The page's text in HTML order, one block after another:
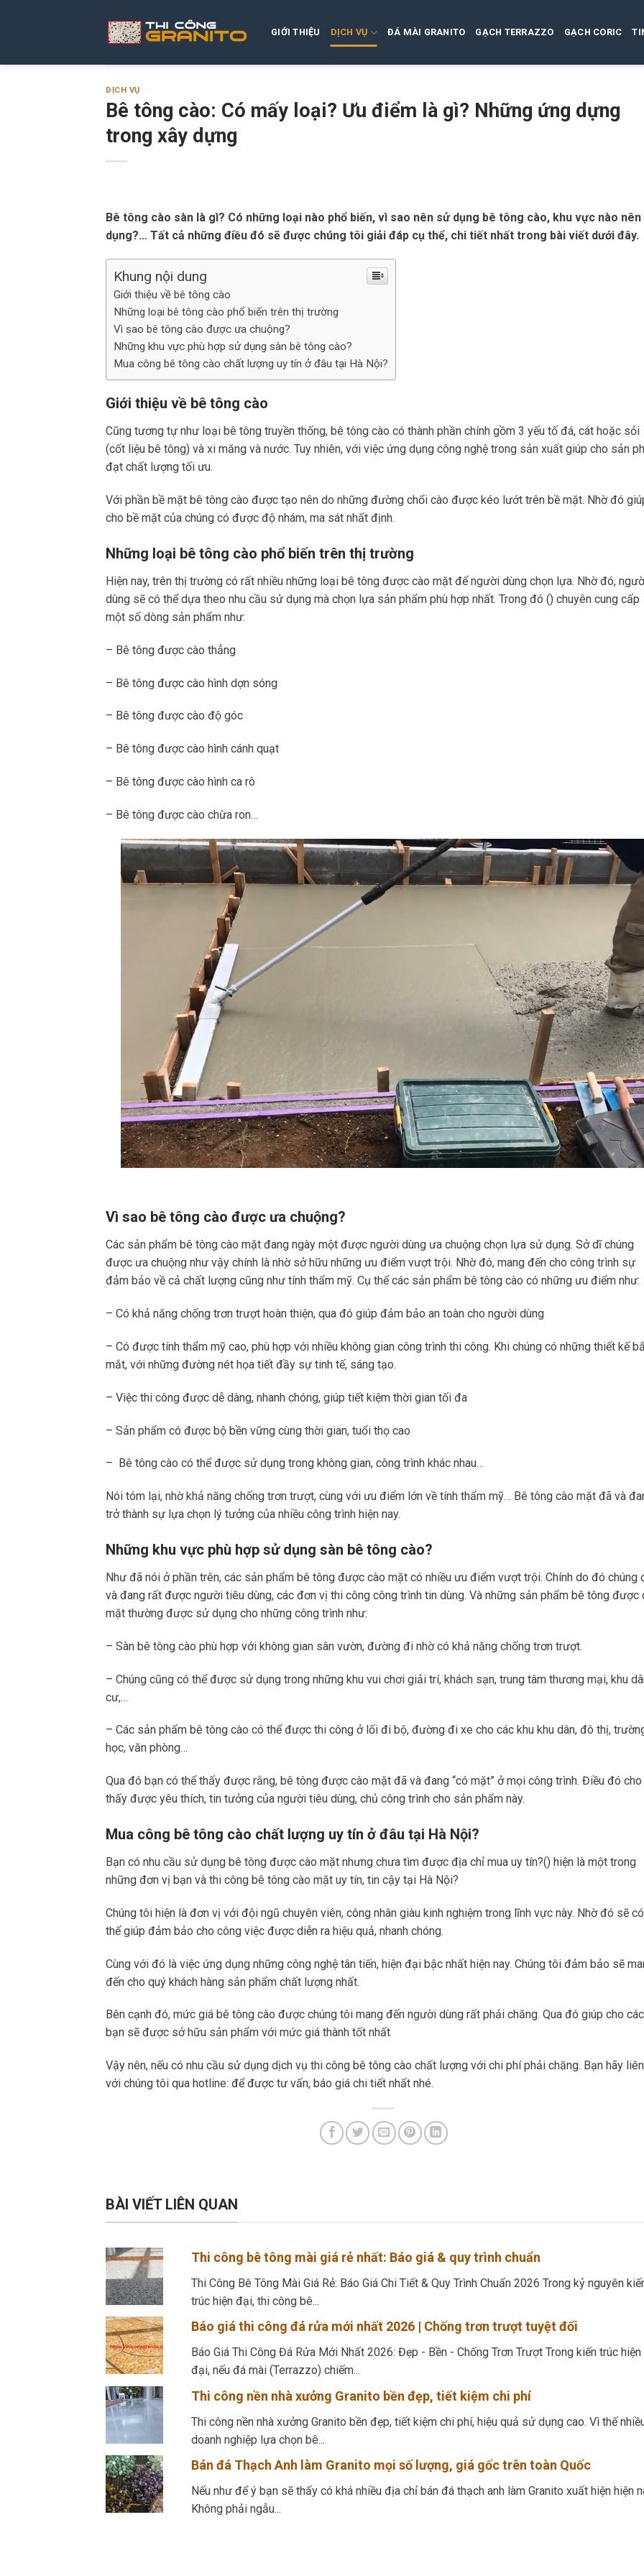
GIỚI THIỆU DỊCH VỤ ĐÁ MÀI GRANITO GẠCH TERRAZZO GẠCH CORIC
DỊCH VỤ
Bê tông cào: Có mấy loại? Ưu điểm là gì? Những ứng dựng
trong xây dựng
Bê tông cào sàn là gì? Có những loại nào phổ biến, vì sao nên sử dụng bê tông cào, khu vực nào
dụng?… Tất cả những điều đó sẽ được chúng tôi giải đáp cụ thể, chi tiết nhất trong bài viết dưới đây.
Khung nội dung
Giới thiệu về bê tông cào
Những loại bê tông cào phổ biến trên thị trường
Vì sao bê tông cào được ưa chuộng?
Những khu vực phù hợp sử dụng sàn bê tông cào?
Mua công bê tông cào chất lượng uy tín ở đâu tại Hà Nội?
Giới thiệu về bê tông cào
Cũng tương tự như loại bê tông truyền thống, bê tông cào có thành phần chính gồm 3 yếu tố đá, cát hoặc sỏi
(cốt liệu bê tông) và xi măng và nước. Tuy nhiên, với việc ứng dụng công nghệ trong sản xuất giúp cho sản
đạt chất lượng tối ưu.
Với phần bề mặt bê tông cào được tạo nên do những đường chổi cào được kéo lướt trên bề mặt. Nhờ đó
cho bề mặt của chúng có được độ nhám, ma sát nhất định.
Những loại bê tông cào phổ biến trên thị trường
Hiện nay, trên thị trường có rất nhiều những loại bê tông được cào mặt để người dùng chọn lựa. Nhờ đó,
dùng sẽ có thể dựa theo nhu cầu sử dụng mà chọn lựa sản phẩm phù hợp nhất. Trong đó () chuyên cung cấp
một số dòng sản phẩm như:
– Bê tông được cào thẳng
– Bê tông được cào hình dợn sóng
– Bê tông được cào độ góc
– Bê tông được cào hình cánh quạt
– Bê tông được cào hình ca rô
– Bê tông được cào chừa ron…
Vì sao bê tông cào được ưa chuộng?
Các sản phẩm bê tông cào mặt đang ngày một được người dùng ưa chuộng chọn lựa sử dụng. Sở dĩ chúng
được ưa chuộng như vậy chính là nhờ sở hữu những ưu điểm vượt trội. Nhờ đó, mang đến cho công trình sự
đảm bảo về cả chất lượng cũng như tính thẩm mỹ. Cụ thể các sản phẩm bê tông cào có những ưu điểm như:
– Có khả năng chống trơn trượt hoàn thiện, qua đó giúp đảm bảo an toàn cho người dùng
– Có được tính thẩm mỹ cao, phù hợp với nhiều không gian công trình thi công. Khi chúng có những thiết kế
mắt, với những đường nét họa tiết đầy sự tinh tế, sáng tạo.
– Việc thi công được dễ dàng, nhanh chóng, giúp tiết kiệm thời gian tối đa
– Sản phẩm có được bộ bền vững cùng thời gian, tuổi thọ cao
– Bê tông cào có thể được sử dụng trong không gian, công trình khác nhau…
Nói tóm lại, nhờ khả năng chống trơn trượt, cùng với ưu điểm lớn về tính thẩm mỹ… Bê tông cào mặt đã và
trở thành sự lựa chọn lý tưởng của nhiều công trình hiện nay.
Những khu vực phù hợp sử dụng sàn bê tông cào?
Như đã nói ở phần trên, các sản phẩm bê tông được cào mặt có nhiều ưu điểm vượt trội. Chính do đó chúng
và đang rất được người tiêu dùng, các đơn vị thi công công trình tin dùng. Và những sản phẩm bê tông được
mặt thường được sử dụng cho những công trình như:
– Sàn bê tông cào phù hợp với không gian sân vườn, đường đi nhờ có khả năng chống trơn trượt.
– Chúng cũng có thể được sử dụng trong những khu vui chơi giải trí, khách sạn, trung tâm thương mại, khu
cư,…
– Các sản phẩm bê tông cào có thể được thi công ở lối đi bộ, đường đi xe cho các khu khu dân, đô thị,
học, văn phòng…
Qua đó bạn có thể thấy được rằng, bê tông được cào mặt đã và đang “có mặt” ở mọi công trình. Điều đó cho
thấy được yêu thích, tin tưởng của người tiêu dùng, chủ công trình cho sản phẩm này.
Mua công bê tông cào chất lượng uy tín ở đâu tại Hà Nội?
Bạn có nhu cầu sử dụng bê tông được cào mặt nhưng chưa tìm được địa chỉ mua uy tín?() hiện là một trong
những đơn vị bạn và thi công bê tông cào mặt uy tín, tin cậy tại Hà Nội?
Chúng tôi hiện là đơn vị với đội ngũ chuyên viên, công nhân giàu kinh nghiệm trong lĩnh vực này. Nhờ đó sẽ có
thể giúp đảm bảo cho công việc được diễn ra hiệu quả, nhanh chóng.
Cùng với đó là việc ứng dụng những công nghệ tân tiến, hiện đại bậc nhất hiện nay. Chúng tôi đảm bảo sẽ
đến cho quý khách hàng sản phẩm chất lượng nhất.
Bên cạnh đó, mức giá bê tông cào được chúng tôi mang đến người dùng rất phải chăng. Qua đó giúp cho các
bạn sẽ được sở hữu sản phẩm với mức giá thành tốt nhất
Vậy nên, nếu có nhu cầu sử dụng dịch vụ thi công bê tông cào chất lượng với chi phí phải chăng. Bạn hãy
với chúng tôi qua hotline: để được tư vấn, báo giá chi tiết nhất nhé.
BÀI VIẾT LIÊN QUAN
Thi công bê tông mài giá rẻ nhất: Báo giá & quy trình chuẩn
Thi Công Bê Tông Mài Giá Rẻ: Báo Giá Chi Tiết & Quy Trình Chuẩn 2026 Trong kỷ nguyên
trúc hiện đại, thi công bê...
Báo giá thi công đá rửa mới nhất 2026 | Chống trơn trượt tuyệt đối
Báo Giá Thi Công Đá Rửa Mới Nhất 2026: Đẹp - Bền - Chống Trơn Trượt Trong kiến trúc hiện
đại, nếu đá mài (Terrazzo) chiếm...
Thi công nền nhà xưởng Granito bền đẹp, tiết kiệm chi phí
Thi công nền nhà xưởng Granito bền đẹp, tiết kiệm chi phí, hiệu quả sử dụng cao. Vì thế
doanh nghiệp lựa chọn bê...
Bán đá Thạch Anh làm Granito mọi số lượng, giá gốc trên toàn Quốc
Nếu như để ý bạn sẽ thấy có khá nhiều địa chỉ bán đá thạch anh làm Granito xuất hiện hiện
Không phải ngẫu...